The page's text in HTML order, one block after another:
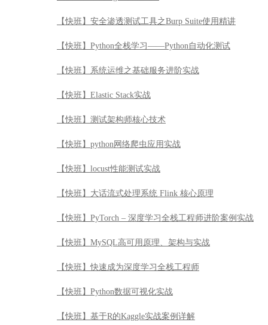
【快班】python网络爬虫应用实战
【快班】locust性能测试实战
【快班】大话流式处理系统 Flink 核心原理
【快班】PyTorch – 深度学习全栈工程师进阶案例实战
【快班】MySQL高可用原理、架构与实战
【快班】快速成为深度学习全栈工程师
【快班】Python数据可视化实战
【快班】基于R的Kaggle实战案例详解
【快班】计算机视觉：从入门到精通，极限剖析图像识
【快班】黄金Quant工——量化金融分析师入门
【快班】DL4CV实战——构建基于深度学习的智能图像
【快班】Web全栈开发理论与实践
【快班】Oracle DB Performance Tuning（DSI系列Ⅳ)